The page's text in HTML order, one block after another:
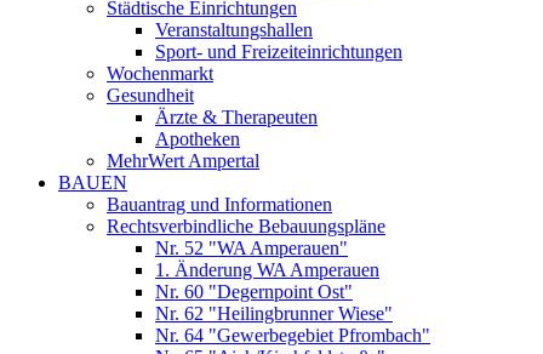
Städtische Einrichtungen
Veranstaltungshallen
Sport- und Freizeiteinrichtungen
Wochenmarkt
Gesundheit
Ärzte & Therapeuten
Apotheken
MehrWert Ampertal
BAUEN
Bauantrag und Informationen
Rechtsverbindliche Bebauungspläne
Nr. 52 "WA Amperauen"
1. Änderung WA Amperauen
Nr. 60 "Degernpoint Ost"
Nr. 62 "Heilingbrunner Wiese"
Nr. 64 "Gewerbegebiet Pfrombach"